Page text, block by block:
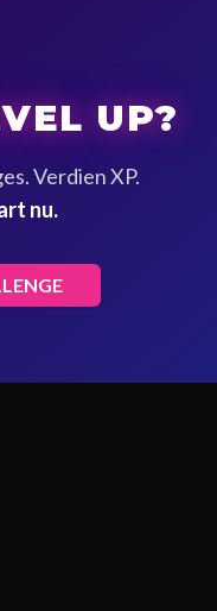
UP?
Verdien XP.
nu.